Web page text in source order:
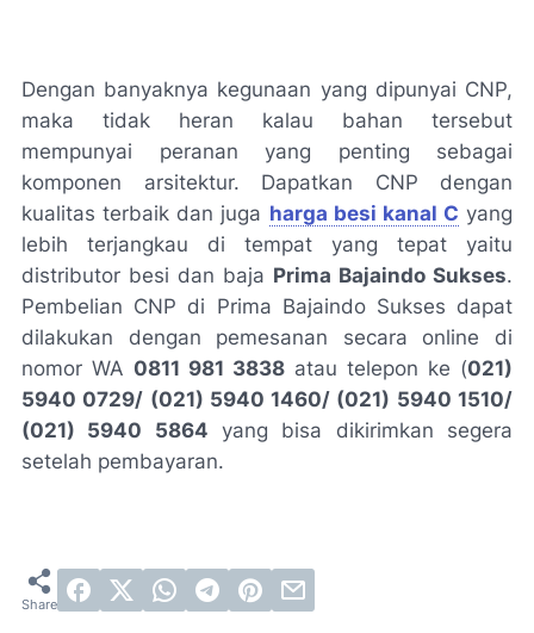
Dengan banyaknya kegunaan yang dipunyai CNP,
maka tidak heran kalau bahan tersebut
mempunyai peranan yang penting sebagai
komponen arsitektur. Dapatkan CNP dengan
kualitas terbaik dan juga harga besi kanal C yang
lebih terjangkau di tempat yang tepat yaitu
distributor besi dan baja Prima Bajaindo Sukses.
Pembelian CNP di Prima Bajaindo Sukses dapat
dilakukan dengan pemesanan secara online di
nomor WA 0811 981 3838 atau telepon ke (021)
5940 0729/ (021) 5940 1460/ (021) 5940 1510/
(021) 5940 5864 yang bisa dikirimkan segera
setelah pembayaran.